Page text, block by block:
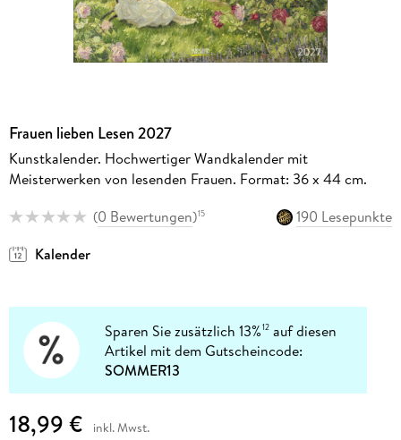
Frauen lieben Lesen 2027
Kunstkalender. Hochwertiger Wandkalender mit
Meisterwerken von lesenden Frauen. Format: 36 x 44 cm.
(0 Bewertungen)15
190 Lesepunkte
Kalender
Sparen Sie zusätzlich 13%12 auf diesen
Artikel mit dem Gutscheincode:
SOMMER13
18,99 € inkl. Mwst.